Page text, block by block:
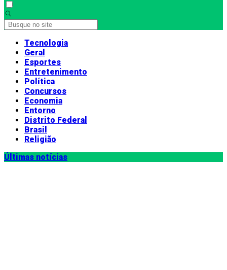
Tecnologia
Geral
Esportes
Entretenimento
Política
Concursos
Economia
Entorno
Distrito Federal
Brasil
Religião
Últimas notícias